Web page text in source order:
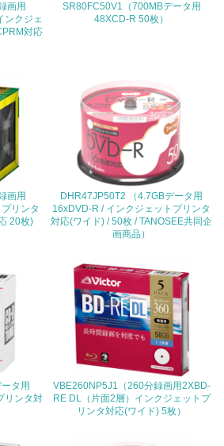
グリーン購入
組み方針を有し、グリーン購入
サービスの量と種類を把握し、
ている
包装・物流
要とする業務を行っていない）
け小さい包装・梱包を行ってい
け小さい物流を行っている
画用
ンクジェ
対応
SR80FC50V1（700MBデータ用
48XCD-R 50枚）
画用
リンタ
20枚)
DHR47JP50T2 （4.7GBデータ用
16xDVD-R / インクジェットプリンタ
対応(ワイド) / 50枚 / TANOSEE共同企
画商品）
タ用
リンタ対
VBE260NP5J1（260分録画用2XBD-
RE DL（片面2層）インクジェットプ
リンタ対応(ワイド) 5枚）